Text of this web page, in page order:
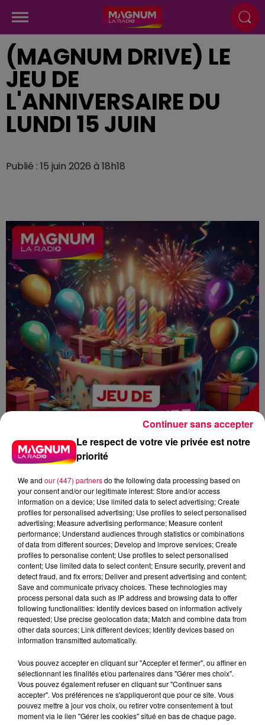
(MAGNUM DRIVE) LE
JEU DE
L'ANNIVERSAIRE DU
LUNDI 15 JUIN
Publié : 15 juin 2026 à 18h18
MAGNUM LA RADIO
MAGNUM DRIVE
LE JEU DE L'ANNIVERSAIRE
VOSGES
FREVILLE
NATHAN SLAMA
(MAGNUM DRIVE) Le jeu de l'anniversaire du Lundi
15 Juin
0:00 2 min 33 sec
15 juin 2026 - 2 min 33 sec
Le respect de votre vie privée est notre
priorité
We and our (447) partnersdo the following data processing based on
your consent and/or our legitimate interest: Store and/or access
information on a device; Use limited data to select advertising; Create
profiles for personalised advertising; Use profiles to select personalised
advertising; Measure advertising performance; Measure content
performance; Understand audiences through statistics or combinations
of data from different sources; Develop and improve services; Create
profiles to personalise content; Use profiles to select personalised
content; Use limited data to select content; Ensure security, prevent and
detect fraud, and fix errors; Deliver and present advertising and content;
Save and communicate privacy choices. These technologies may
process personal data such as IP address and browsing data to offer
following functionalities: Identify devices based on information actively
requested; Use precise geolocation data; Match and combine data from
other data sources; Link different devices; Identify devices based on
information transmitted automatically.
Vous pouvez accepter en cliquant sur "Accepter et fermer", ou affiner en
sélectionnant les finalités et/ou partenaires dans "Gérer mes choix".
Vous pouvez également refuser en cliquant sur "Continuer sans
accepter". Vos préférences ne s'appliqueront que pour ce site. Vous
pouvez mettre à jour vos choix, ou retirer votre consentement à tout
moment via le lien "Gérer les cookies" situé en bas de chaque page.
Continuer sans accepter